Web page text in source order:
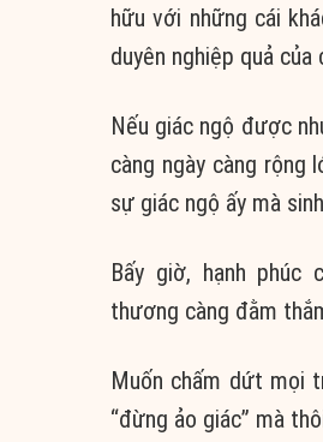
hữu với những cái
duyên nghiệp quả
Nếu giác ngộ được
càng ngày càng
sự giác ngộ ấy mà
Bấy giờ, hạnh phúc
thương càng đằm
Muốn chấm dứt mọi
“đừng ảo giác” mà